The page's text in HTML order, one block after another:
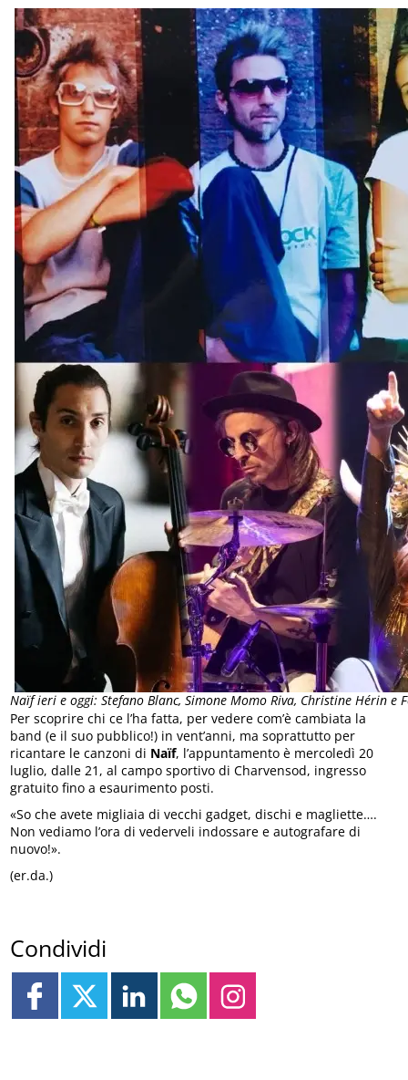
Naïf ieri e oggi: Stefano Blanc, Simone Momo Riva, Christine Hérin e
Per scoprire chi ce l’ha fatta, per vedere com’è cambiata la
band (e il suo pubblico!) in vent’anni, ma soprattutto per
ricantare le canzoni di Naïf, l’appuntamento è mercoledì 20
luglio, dalle 21, al campo sportivo di Charvensod, ingresso
gratuito fino a esaurimento posti.
«So che avete migliaia di vecchi gadget, dischi e magliette….
Non vediamo l’ora di vederveli indossare e autografare di
nuovo!».
(er.da.)
Condividi